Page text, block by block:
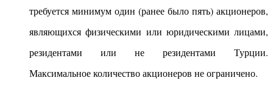
требуется минимум один (ранее было пять) акционеров,
являющихся физическими или юридическими лицами,
резидентами или не резидентами Турции.
Максимальное количество акционеров не ограничено.